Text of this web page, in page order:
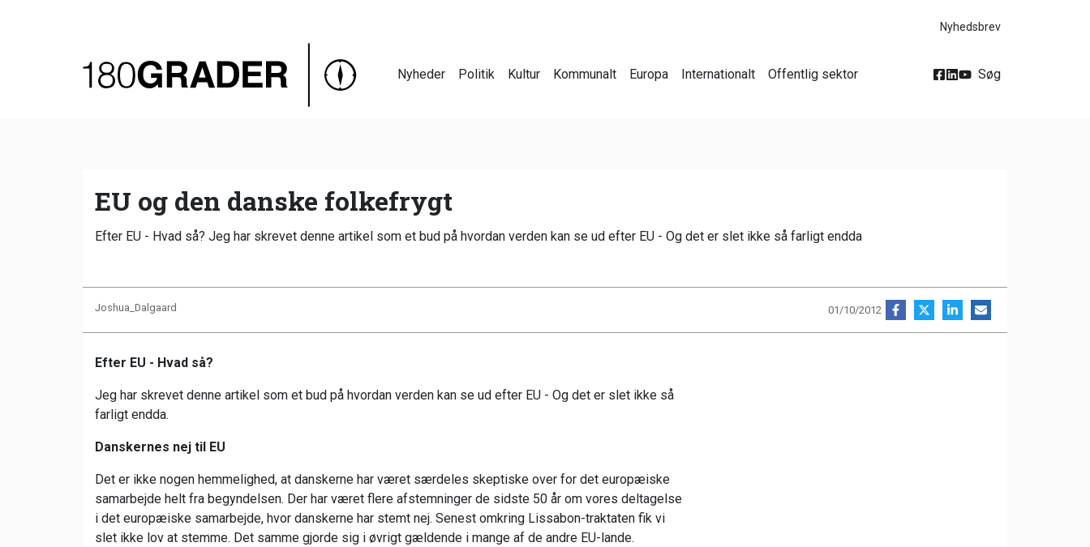
Nyhedsbrev
Nyheder Politik Kultur Kommunalt Europa Internationalt Offentlig sektor Søg
EU og den danske folkefrygt
Efter EU - Hvad så? Jeg har skrevet denne artikel som et bud på hvordan verden kan se ud efter EU - Og det er slet ikke så farligt endda
Joshua_Dalgaard 01/10/2012
Efter EU - Hvad så?
Jeg har skrevet denne artikel som et bud på hvordan verden kan se ud efter EU - Og det er slet ikke så
farligt endda.
Danskernes nej til EU
Det er ikke nogen hemmelighed, at danskerne har været særdeles skeptiske over for det europæiske
samarbejde helt fra begyndelsen. Der har været flere afstemninger de sidste 50 år om vores deltagelse
i det europæiske samarbejde, hvor danskerne har stemt nej. Senest omkring Lissabon-traktaten fik vi
slet ikke lov at stemme. Det samme gjorde sig i øvrigt gældende i mange af de andre EU-lande.